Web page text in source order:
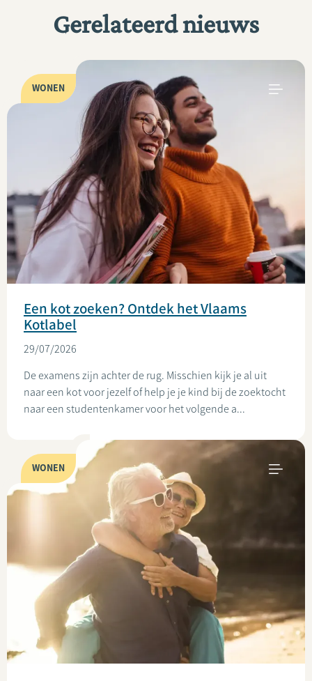
Gerelateerd nieuws
WONEN
Een kot zoeken? Ontdek het Vlaams
Kotlabel
29/07/2026
De examens zijn achter de rug. Misschien kijk je al uit
naar een kot voor jezelf of help je je kind bij de zoektocht
naar een studentenkamer voor het volgende a...
WONEN